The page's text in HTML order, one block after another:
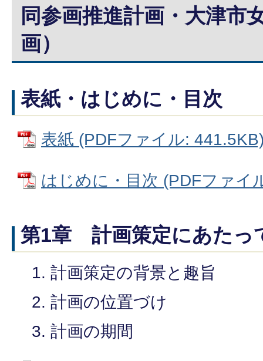
同参画推進計画・大津市
画）
表紙・はじめに・目次
表紙 (PDFファイル:
はじめに・目次 (PDFファイ
第1章 計画策定にあたっ
計画策定の背景と趣旨
計画の位置づけ
計画の期間